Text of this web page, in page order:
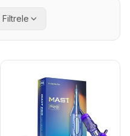
Filtrele